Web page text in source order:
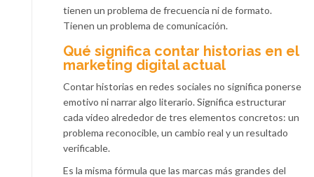
tienen un problema de frecuencia ni de formato.
Tienen un problema de comunicación.
Qué significa contar historias en el
marketing digital actual
Contar historias en redes sociales no significa ponerse
emotivo ni narrar algo literario. Significa estructurar
cada video alrededor de tres elementos concretos: un
problema reconocible, un cambio real y un resultado
verificable.
Es la misma fórmula que las marcas más grandes del